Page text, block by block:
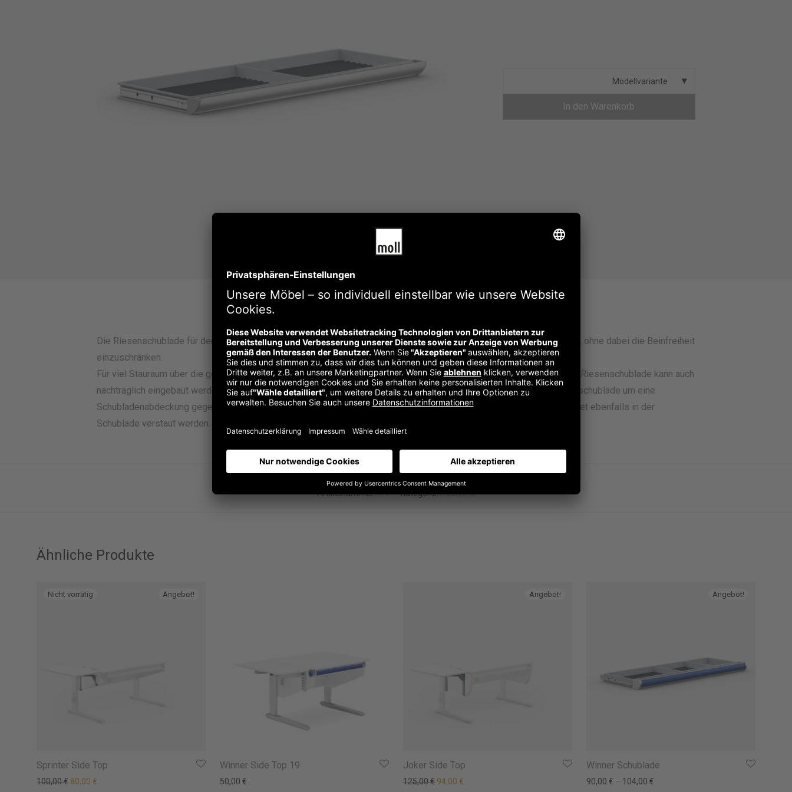
Modellvariante
In den Warenkorb
Beschreibung Zusätzliche Informationen
Die Riesenschublade für den Champion schafft zusätzlichen Stauraum für alles, was der Schulalltag so mit sich bringt, ohne dabei die Beinfreiheit
einzuschränken.
Für viel Stauraum über die gesamte Tischbreite. Mit gerillten Schaumstoffeinlagen, damit Stifte nicht verrutschen. Die Riesenschublade kann auch
nachträglich eingebaut werden, ohne dass der Tisch dafür auseinandergebaut werden muss. Optional kann die Riesenschublade um eine
Schubladenabdeckung gegen Staub ergänzt werden. Für Kleinteile wie etwa Büroklammern kann das optionale Orga-Set ebenfalls in der
Schublade verstaut werden.
Artikelnummer:n. v. Kategorie:Additions
Ähnliche Produkte
Angebot!
Sprinter Side Top
100,00€ Ursprünglicher Preis war: 100,00 €
80,00 €
Winner Side Top 19
50,00 €
Angebot!
Joker Side Top
125,00€ Ursprünglicher Preis war: 125,00 €
94,00 €
Angebot!
Winner Schublade
90,00 € – 104,00 €